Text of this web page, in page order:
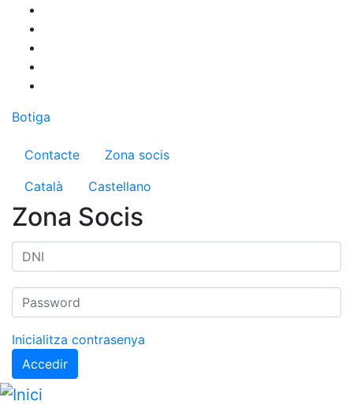
contingut
Botiga
Menú del compte d'usuari
Contacte
Zona socis
Català
Castellano
Zona Socis
Inicialitza contrasenya
Accedir